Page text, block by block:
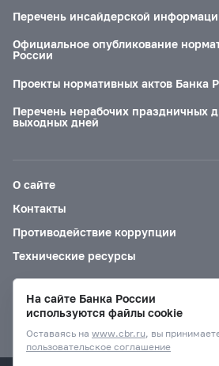
Перечень инсайдерской
Официальное опубликование
России
Проекты нормативных актов Банка
Перечень нерабочих праздничных
выходных дней
О сайте
Контакты
Противодействие коррупции
Технические ресурсы
Версия для слабовидящих
На сайте Банка России
используются файлы cookie
Оставаясь на www.cbr.ru, вы
пользовательское соглашение